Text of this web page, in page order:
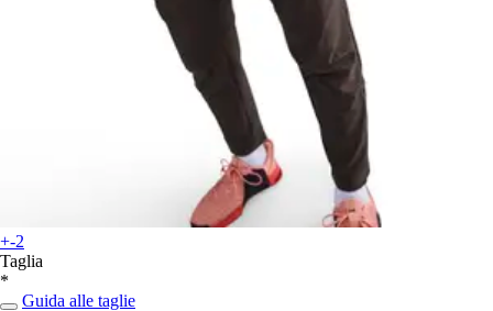
+-2
Taglia
*
Guida alle taglie